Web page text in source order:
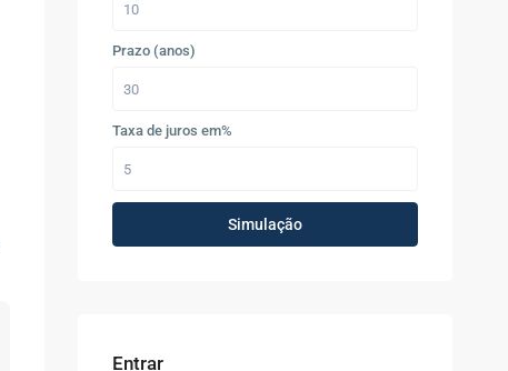
Prazo (anos)
Taxa de juros em%
Simulação
Entrar